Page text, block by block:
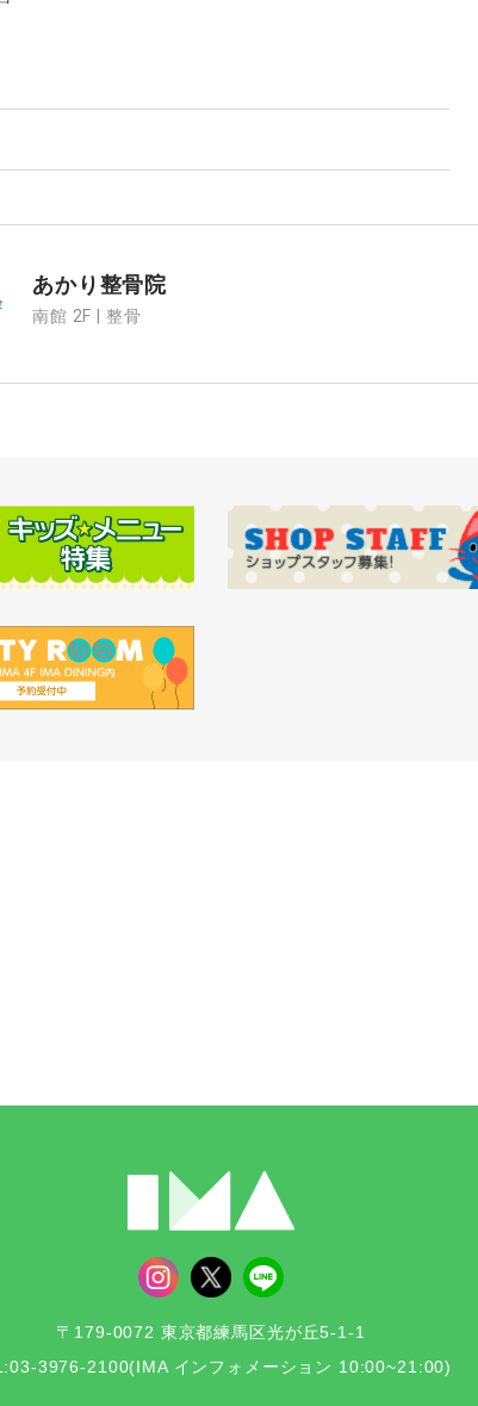
あかり整骨院
南館 2F | 整骨
〒179-0072 東京都練馬区光が丘5-1-1
3976-2100(IMA インフォメーション 10:00~21:00)